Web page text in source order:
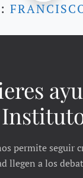
permite seguir
llegen a los